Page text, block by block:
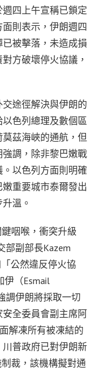
四上午宣稱已鎖定
則表示，伊朗週四
被擊落，未造成損
方破壞停火協議，
途徑解決與伊朗的
色列總理及數個區
茲海峽的通航，但
調，除非黎巴嫩戰
以色列方面則明確
重要城市泰爾發出
溫。
咽喉，衝突升級
部副部長Kazem
公然違反停火協
伊（Esmail
調伊朗將採取一切
全委員會副主席阿
解凍所有被凍結的
普政府已對伊朗新
裁，該機構擬對通